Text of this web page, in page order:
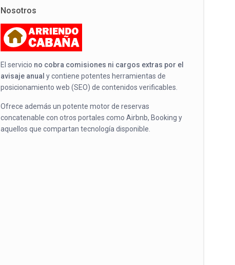
Nosotros
El servicio no cobra comisiones ni cargos extras por el
avisaje anual y contiene potentes herramientas de
posicionamiento web (SEO) de contenidos verificables.
Ofrece además un potente motor de reservas
concatenable con otros portales como Airbnb, Booking y
aquellos que compartan tecnología disponible.